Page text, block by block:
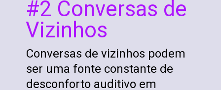
#2 Conversas de
Vizinhos
Conversas de vizinhos podem
ser uma fonte constante de
desconforto auditivo em